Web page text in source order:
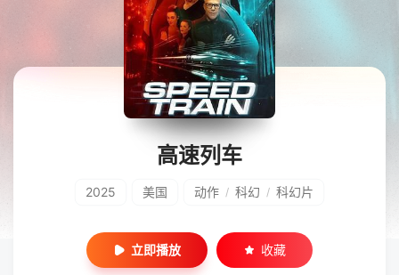
暂无观看影片的记录
高速列车
2025 美国 动作 / 科幻 / 科幻片
立即播放 收藏